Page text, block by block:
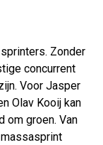
Zonder
concurrent
Voor Jasper
Olav Kooij kan
om groen. Van